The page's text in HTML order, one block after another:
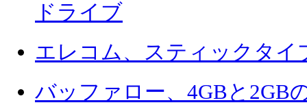
ドライブ
エレコム、スティックタイ
バッファロー、4GBと2GB